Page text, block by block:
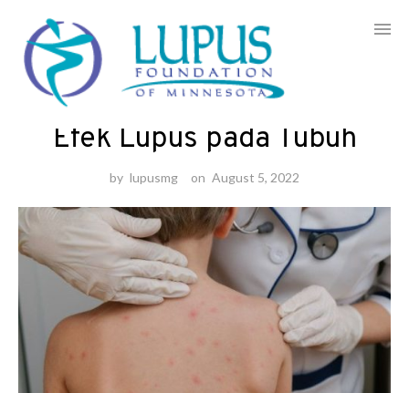
Skip
Informasi
Efek Lupus pada Tubuh
by lupusmg on August 5, 2022